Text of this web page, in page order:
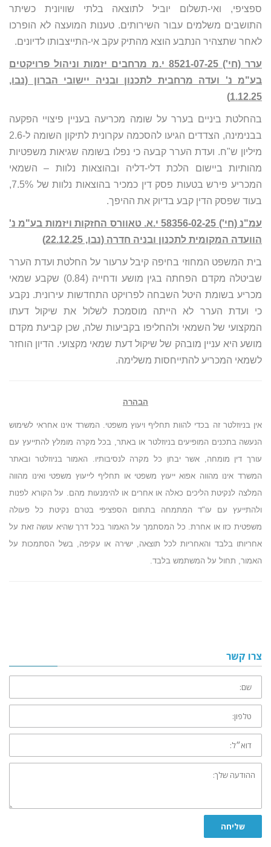
ספציפי, ואי-תשלום יוביל לתוצאה בלתי שוויונית כשיתר
התושבים משלמים עבור השירותים. טענות המועצה לא הופרכו
לאחר שתצהיר הנתבע הוצא מהתיק עקב אי-התייצבותו לדיונים.
ערר (חי') 8521-07-25 י.מ מרחבים יזמות וניהול פרויקטים
בע"מ נ' ועדה מרחבית לתכנון ובניה יישובי הברון (נבו,
1.12.25)
בהחלטת ביניים בערר על שומה מכריעה בעניין פיצויי הפקעה
בבנימינה, הצדדים הגיעו להסכמה עקרונית לתיקון השומה ל-2.6
מיליון ש"ח. ועדת הערר קבעה כי נפלו בשומה שגיאות משפטיות
מהותיות ביישום הלכת דלי-דליה ובהוצאות נלוות – השמאי
המכריע פירש בטעות פסק דין כמכיר בהוצאות נלוות של 7.5%,
בעוד שפסק הדין קבע בדיוק את ההיפך.
עמ"נ (חי') 58356-02-25 י.א. טאוורס החזקות ויזמות בע"מ נ'
הוועדה המקומית לתכנון ובניה חדרה (נבו, 22.12.25)
בית המשפט המחוזי בחיפה קיבל ערעור על החלטת ועדת הערר
שביטלה מקדם הפחתה בגין מושע ודחייה (0.84) שקבע שמאי
מכריע בשומת היטל השבחה לפרויקט התחדשות עירונית. נקבע
כי ועדת הערר לא הייתה מוסמכת לשלול את שיקול דעתו
המקצועי של השמאי ולהחליפו בקביעות שלה, שכן קביעת מקדם
מושע היא עניין מובהק של שיקול דעת שמאי מקצועי. הדיון הוחזר
לשמאי המכריע להתייחסות משלימה.
הבהרה
אין בניוזלטר זה בכדי להוות תחליף ויעוץ משפטי. המשרד אינו אחראי לשימוש
הנעשה בתכנים המופיעים בניוזלטר או באתר, בכל מקרה מומלץ להתייעץ עם
עורך דין מומחה, אשר יבחן כל מקרה לנסיבותיו. האמור בניוזלטר ובאתר
המשרד אינו מהווה אפוא ייעוץ משפטי או תחליף לייעוץ משפטי ואינו מהווה
המלצה לנקיטת הליכים כאלה או אחרים או להימנעות מהם. על הקורא לפנות
ולהתייעץ עם עו"ד המתמחה בתחום הספציפי בטרם נקיטת כל פעולה
משפטית כזו או אחרת. כל המסתמך על האמור בכל דרך שהיא עושה זאת על
אחריותו בלבד והאחריות לכל תוצאה, ישירה או עקיפה, בשל הסתמכות על
האמור, תחול על המשתמש בלבד.
צרו קשר
שם:
טלפון:
דוא״ל:
ההודעה
שלך:
שליחה